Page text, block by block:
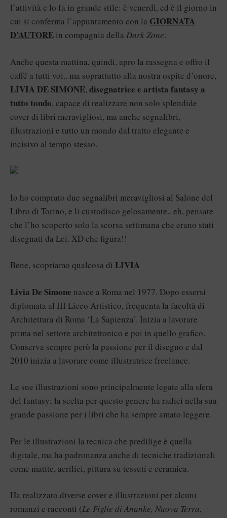
l’attività e lo fa in grande stile: è venerdì, ed è il giorno in
cui si conferma l’appuntamento con la GIORNATA
D’AUTORE in compagnia della Dark Zone.
Anche questa mattina, quindi, apro la rassegna e offro il
caffé a tutti voi.. ma soprattutto alla nostra ospite d’onore,
LIVIA DE SIMONE, disegnatrice e artista fantasy a
tutto tondo, capace di realizzare non solo splendide
cover di libri meravigliosi, ma anche segnalibri,
illustrazioni e tutto un mondo dal tratto elegante e
incisivo al tempo stesso.
Io ho comprato due segnalibri meravigliosi al Salone del
Libro di Torino, e li custodisco gelosamente.. eh, pensate
che l’ho scoperto solo la scorsa settimana che erano stati
disegnati da Lei. XD che figura!!
Bene, scopriamo qualcosa di LIVIA
Livia De Simone nasce a Roma nel 1977. Dopo essersi
diplomata al III Liceo Artistico, frequenta la facoltà di
Architettura di Roma ‘La Sapienza’. Inizia a lavorare
prima nel settore architettonico e poi in quello grafico.
Conserva sempre però la passione per il disegno e dal
2010 inizia a lavorare come illustratrice freelance.
Le sue illustrazioni sono principalmente legate alla sfera
del fantasy; la scelta per questo genere ha radici nella sua
grande passione per i libri che ha sempre amato leggere.
Per le illustrazioni la tecnica che predilige è quella
digitale, ma ha padronanza anche di tecniche tradizionali
come matite, acrilici, pittura su tessuti e ceramica.
Ha realizzato diverse cover e illustrazioni per alcuni
romanzi e racconti (Le Figlie di Ananke, Nuova Terra,